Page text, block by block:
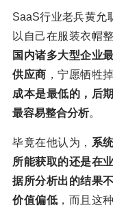
SaaS行业老兵黄允
以自己在服装衣帽
国内诸多大型企业
供应商 ，宁愿牺牲
成本是最低的，后
最容易整合分析。
毕竟在他认为， 系
所能获取的还是在
据所分析出的结果
价值偏低 ，而且这